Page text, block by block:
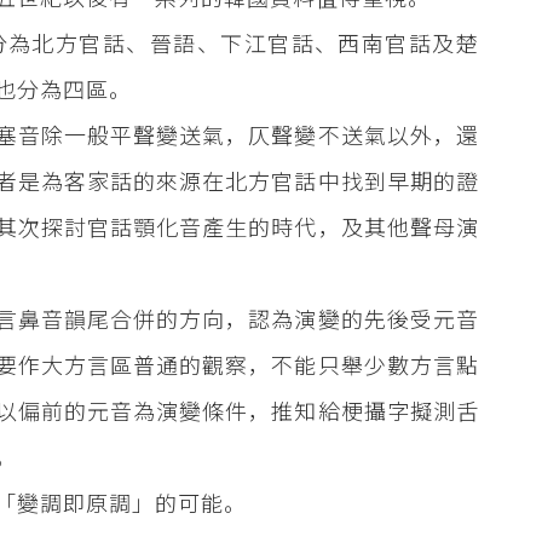
北方官話、晉語、下江官話、西南官話及楚
為四區。
音除一般平聲變送氣，仄聲變不送氣以外，還
是為客家話的來源在北方官話中找到早期的證
次探討官話顎化音產生的時代，及其他聲母演
鼻音韻尾合併的方向，認為演變的先後受元音
作大方言區普通的觀察，不能只舉少數方言點
偏前的元音為演變條件，推知給梗攝字擬測舌
調即原調」的可能。